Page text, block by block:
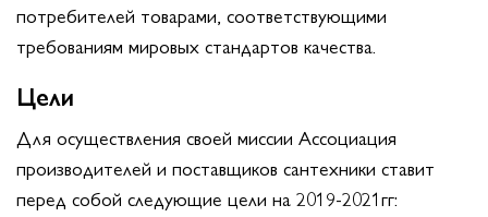
потребителей товарами, соответствующими
требованиям мировых стандартов качества.
Цели
Для осуществления своей миссии Ассоциация
производителей и поставщиков сантехники ставит
перед собой следующие цели на 2019-2021гг: